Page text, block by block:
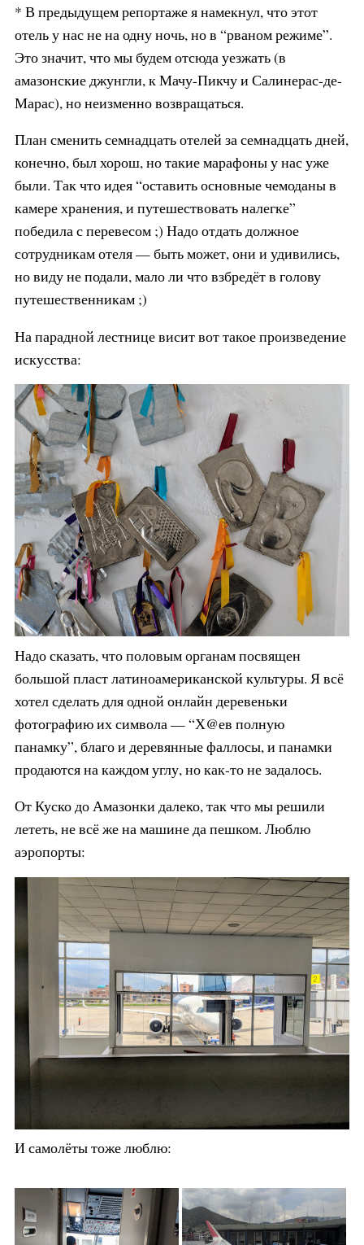
* В предыдущем репортаже я намекнул, что этот
отель у нас не на одну ночь, но в “рваном режиме”.
Это значит, что мы будем отсюда уезжать (в
амазонские джунгли, к Мачу-Пикчу и Салинерас-де-
Марас), но неизменно возвращаться.
План сменить семнадцать отелей за семнадцать дней,
конечно, был хорош, но такие марафоны у нас уже
были. Так что идея “оставить основные чемоданы в
камере хранения, и путешествовать налегке”
победила с перевесом ;) Надо отдать должное
сотрудникам отеля — быть может, они и удивились,
но виду не подали, мало ли что взбредёт в голову
путешественникам ;)
На парадной лестнице висит вот такое произведение
искусства:
Надо сказать, что половым органам посвящен
большой пласт латиноамериканской культуры. Я всё
хотел сделать для одной онлайн деревеньки
фотографию их символа — “Х@ев полную
панамку”, благо и деревянные фаллосы, и панамки
продаются на каждом углу, но как-то не задалось.
От Куско до Амазонки далеко, так что мы решили
лететь, не всё же на машине да пешком. Люблю
аэропорты:
И самолёты тоже люблю: